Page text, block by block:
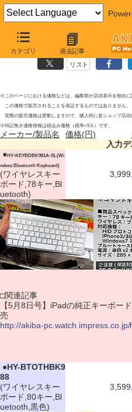
カテゴリ 過去記事
入力デバイスの新製品 2010
リスト
※このページにおける価格などは、編集部が店頭表示を独自に
この価格で販売されることを保証するものではありません。
実際の販売価格は変動しますので、購入時に各ショップ店頭
※特記無き価格情報は税込み価格（税率=5％）です。
メーカー/製品名 価格(円)
入力
●HY-KEYBDBK981A-SL(Wi
reless Bluetooth Keyboard)
(ワイヤレスキー
ボード,78キー,Bl
uetooth)
3,999
□関連記事
【5月8日号】iPadの純正キーボー
売
http://akiba-
●HY-BTOTHBK9
88
(ワイヤレスキー
ボード,80キー,Bl
uetooth,黒色)
3,599